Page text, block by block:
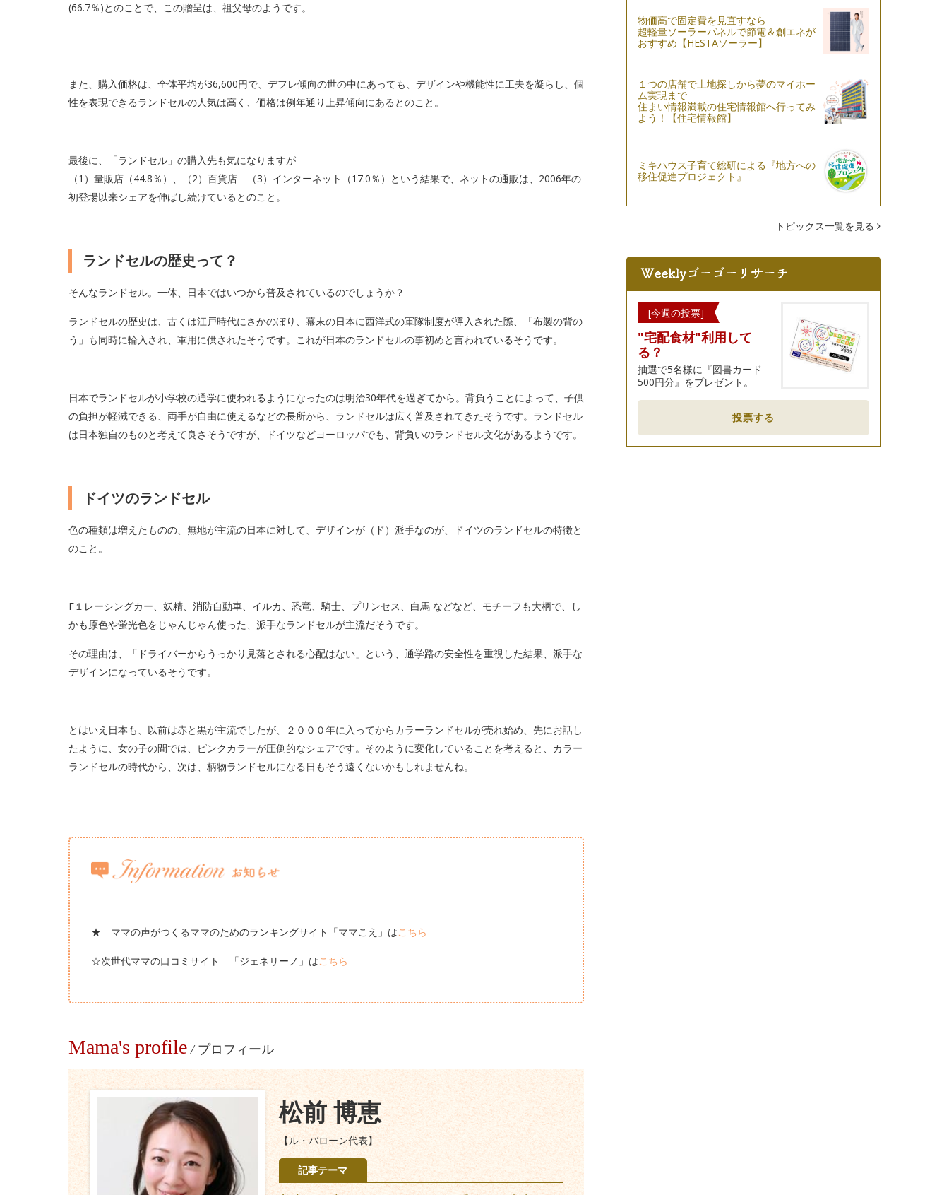
(66.7％)とのことで、この贈呈は、祖父母のようです。
また、購入価格は、全体平均が36,600円で、デフレ傾向の世の中にあっても、デザインや機能性に工夫を凝らし、個
性を表現できるランドセルの人気は高く、価格は例年通り上昇傾向にあるとのこと。
最後に、「ランドセル」の購入先も気になりますが
（1）量販店（44.8％）、（2）百貨店 （3）インターネット（17.0％）という結果で、ネットの通販は、2006年の
初登場以来シェアを伸ばし続けているとのこと。
ランドセルの歴史って？
そんなランドセル。一体、日本ではいつから普及されているのでしょうか？
ランドセルの歴史は、古くは江戸時代にさかのぼり、幕末の日本に西洋式の軍隊制度が導入された際、「布製の背の
う」も同時に輪入され、軍用に供されたそうです。これが日本のランドセルの事初めと言われているそうです。
日本でランドセルが小学校の通学に使われるようになったのは明治30年代を過ぎてから。背負うことによって、子供
の負担が軽減できる、両手が自由に使えるなどの長所から、ランドセルは広く普及されてきたそうです。ランドセル
は日本独自のものと考えて良さそうですが、ドイツなどヨーロッパでも、背負いのランドセル文化があるようです。
ドイツのランドセル
色の種類は増えたものの、無地が主流の日本に対して、デザインが（ド）派手なのが、ドイツのランドセルの特徴と
のこと。
F１レーシングカー、妖精、消防自動車、イルカ、恐竜、騎士、プリンセス、白馬 などなど、モチーフも大柄で、し
かも原色や蛍光色をじゃんじゃん使った、派手なランドセルが主流だそうです。
その理由は、「ドライバーからうっかり見落とされる心配はない」という、通学路の安全性を重視した結果、派手な
デザインになっているそうです。
とはいえ日本も、以前は赤と黒が主流でしたが、２０００年に入ってからカラーランドセルが売れ始め、先にお話し
たように、女の子の間では、ピンクカラーが圧倒的なシェアです。そのように変化していることを考えると、カラー
ランドセルの時代から、次は、柄物ランドセルになる日もそう遠くないかもしれませんね。
★ ママの声がつくるママのためのランキングサイト「ママこえ」はこちら
☆次世代ママの口コミサイト 「ジェネリーノ」はこちら
Mama's profile / プロフィール
松前 博恵
【ル・バローン代表】
記事テーマ
物価高で固定費を見直すなら
超軽量ソーラーパネルで節電＆創エネが
おすすめ【HESTAソーラー】
１つの店舗で土地探しから夢のマイホー
ム実現まで
住まい情報満載の住宅情報館へ行ってみ
よう！【住宅情報館】
ミキハウス子育て総研による『地方への
移住促進プロジェクト』
トピックス一覧を見る
[今週の投票]
"宅配食材"利用して
る？
抽選で5名様に『図書カード
500円分』をプレゼント。
投票する